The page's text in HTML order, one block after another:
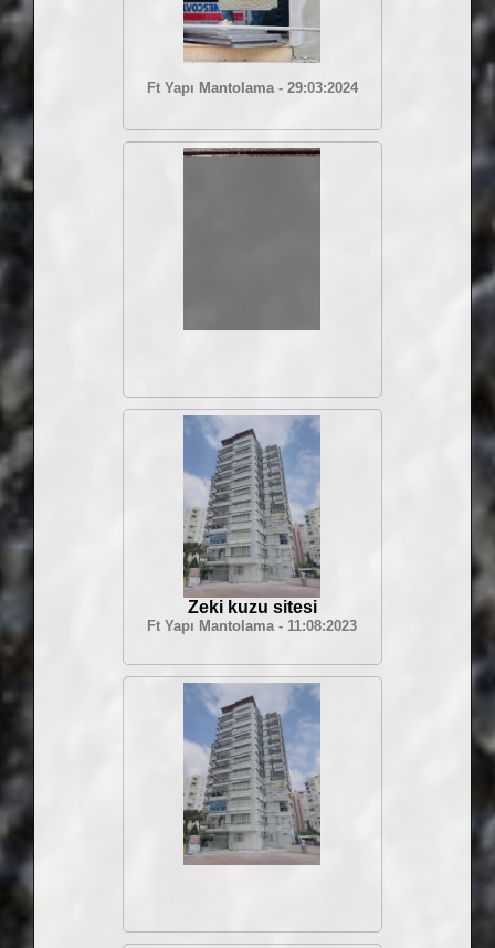
Ft Yapı Mantolama - 29:03:2024
Zeki kuzu sitesi
Ft Yapı Mantolama - 11:08:2023